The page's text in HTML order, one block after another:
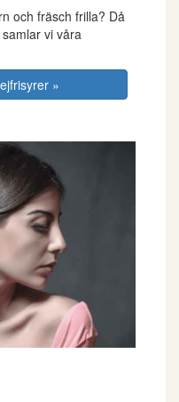
och fräsch frilla? Då
vi våra
»